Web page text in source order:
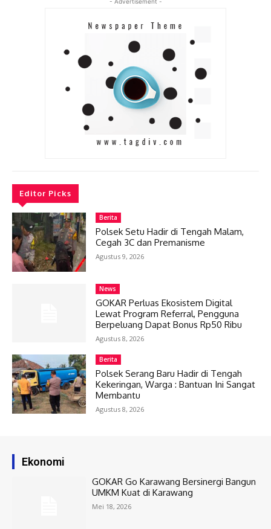
Editor Picks
Berita
Polsek Setu Hadir di Tengah Malam,
Cegah 3C dan Premanisme
Agustus 9, 2026
News
GOKAR Perluas Ekosistem Digital
Lewat Program Referral, Pengguna
Berpeluang Dapat Bonus Rp50 Ribu
Agustus 8, 2026
Berita
Polsek Serang Baru Hadir di Tengah
Kekeringan, Warga : Bantuan Ini Sangat
Membantu
Agustus 8, 2026
Ekonomi
GOKAR Go Karawang Bersinergi Bangun
UMKM Kuat di Karawang
Mei 18, 2026